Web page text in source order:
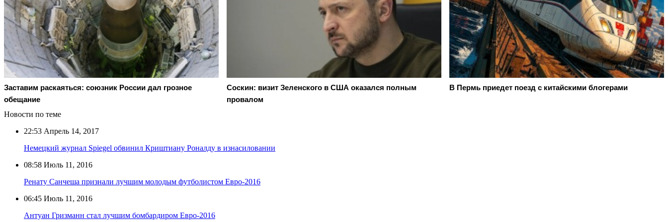
Заставим раскаяться: союзник России дал грозное
обещание
Соскин: визит Зеленского в США оказался полным
провалом
В Пермь приедет поезд с китайскими блогерами
Новости по теме
22:53 Апрель 14, 2017
Немецкий журнал Spiegel обвинил Криштиану Роналду в изнасиловании
08:58 Июль 11, 2016
Ренату Санчеша признали лучшим молодым футболистом Евро-2016
06:45 Июль 11, 2016
Антуан Гризманн стал лучшим бомбардиром Евро-2016